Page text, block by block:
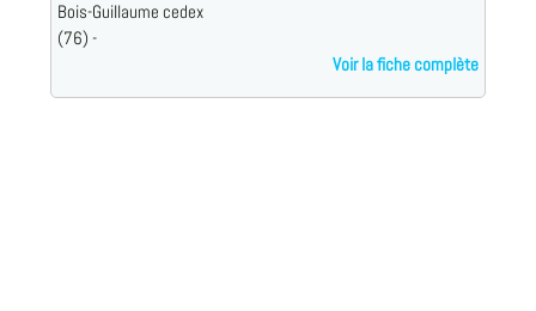
Bois-Guillaume cedex
(76) -
Voir la fiche complète